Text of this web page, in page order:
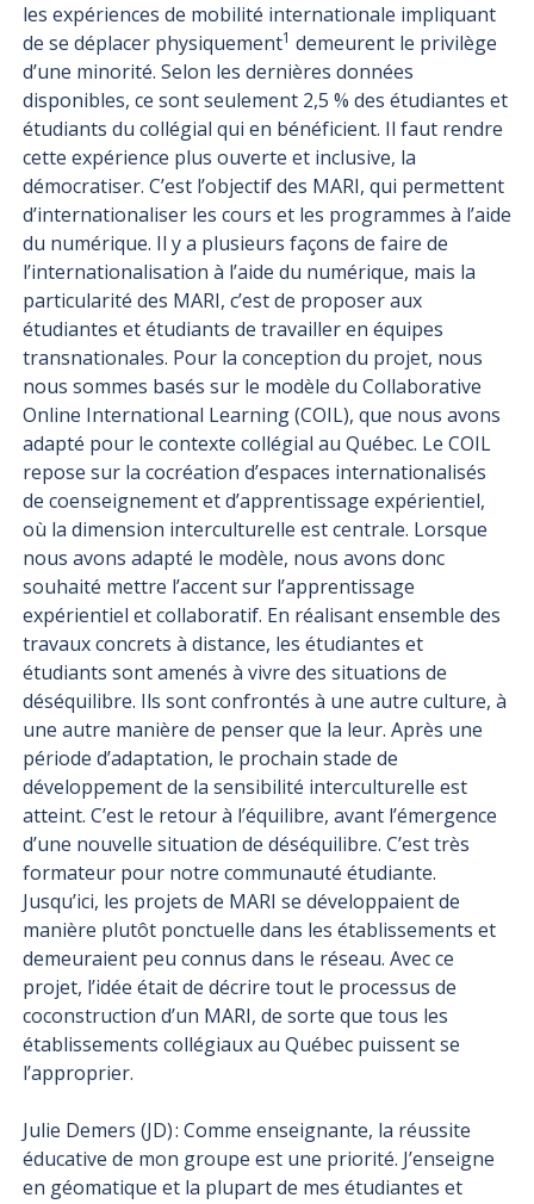
les expériences de mobilité internationale impliquant
de se déplacer physiquement1 demeurent le privilège
d’une minorité. Selon les dernières données
disponibles, ce sont seulement 2,5 % des étudiantes et
étudiants du collégial qui en bénéficient. Il faut rendre
cette expérience plus ouverte et inclusive, la
démocratiser. C’est l’objectif des MARI, qui permettent
d’internationaliser les cours et les programmes à l’aide
du numérique. Il y a plusieurs façons de faire de
l’internationalisation à l’aide du numérique, mais la
particularité des MARI, c’est de proposer aux
étudiantes et étudiants de travailler en équipes
transnationales. Pour la conception du projet, nous
nous sommes basés sur le modèle du Collaborative
Online International Learning (COIL), que nous avons
adapté pour le contexte collégial au Québec. Le COIL
repose sur la cocréation d’espaces internationalisés
de coenseignement et d’apprentissage expérientiel,
où la dimension interculturelle est centrale. Lorsque
nous avons adapté le modèle, nous avons donc
souhaité mettre l’accent sur l’apprentissage
expérientiel et collaboratif. En réalisant ensemble des
travaux concrets à distance, les étudiantes et
étudiants sont amenés à vivre des situations de
déséquilibre. Ils sont confrontés à une autre culture, à
une autre manière de penser que la leur. Après une
période d’adaptation, le prochain stade de
développement de la sensibilité interculturelle est
atteint. C’est le retour à l’équilibre, avant l’émergence
d’une nouvelle situation de déséquilibre. C’est très
formateur pour notre communauté étudiante.
Jusqu’ici, les projets de MARI se développaient de
manière plutôt ponctuelle dans les établissements et
demeuraient peu connus dans le réseau. Avec ce
projet, l’idée était de décrire tout le processus de
coconstruction d’un MARI, de sorte que tous les
établissements collégiaux au Québec puissent se
l’approprier.
Julie Demers (JD) : Comme enseignante, la réussite
éducative de mon groupe est une priorité. J’enseigne
en géomatique et la plupart de mes étudiantes et